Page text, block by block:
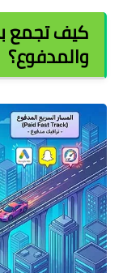
كيف تجمع
والمدفوع؟